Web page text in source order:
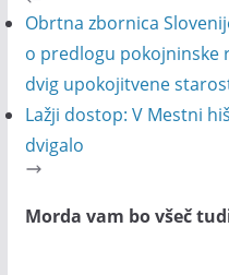
Obrtna zbornica
o predlogu pokojninske
dvig upokojitvene
Lažji dostop: V Mestni
dvigalo
Morda vam bo všeč